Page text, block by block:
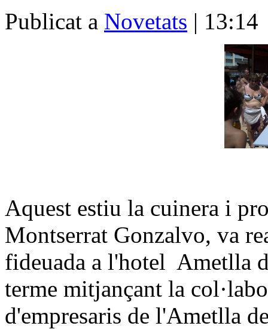
Publicat a Novetats | 13:14
Aquest estiu la cuinera i
Montserrat Gonzalvo, va
fideuada a l'hotel Ametlla
terme mitjançant la
d'empresaris de l'Ametlla